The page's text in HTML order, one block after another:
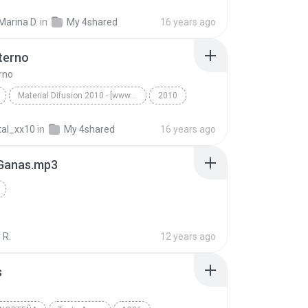
momento
D. in My 4shared 16 years ago
Material Difusion 2010 - [www.AGITECUMBIERO.com] Somos Mas Que Cumbia! 2010
in My 4shared 16 years ago
12 years ago